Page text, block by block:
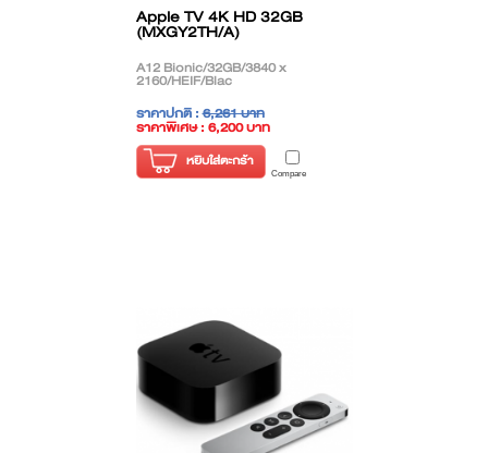
Apple TV 4K HD 32GB
(MXGY2TH/A)
A12 Bionic/32GB/3840 x
2160/HEIF/Blac
ราคาปกติ :6,261 บาท
ราคาพิเศษ : 6,200 บาท
( ราคาไม่รวมภาษี )
หยิบใส่ตะกร้า
Compare